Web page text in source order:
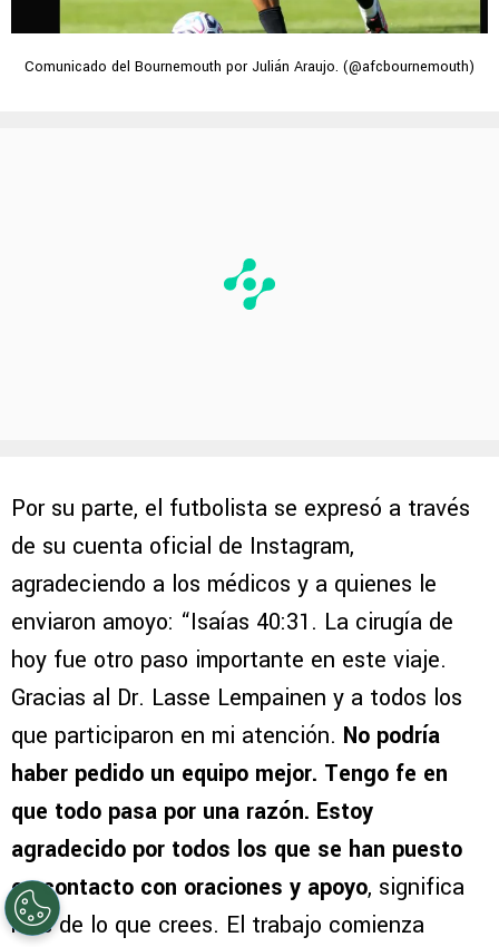
Comunicado del Bournemouth por Julián Araujo. (@afcbournemouth)
Por su parte, el futbolista se expresó a través
de su cuenta oficial de Instagram,
agradeciendo a los médicos y a quienes le
enviaron amoyo: “Isaías 40:31. La cirugía de
hoy fue otro paso importante en este viaje.
Gracias al Dr. Lasse Lempainen y a todos los
que participaron en mi atención. No podría
haber pedido un equipo mejor. Tengo fe en
que todo pasa por una razón. Estoy
agradecido por todos los que se han puesto
en contacto con oraciones y apoyo, significa
más de lo que crees. El trabajo comienza